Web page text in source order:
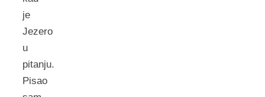
je
Jezero
u
pitanju.
Pisao